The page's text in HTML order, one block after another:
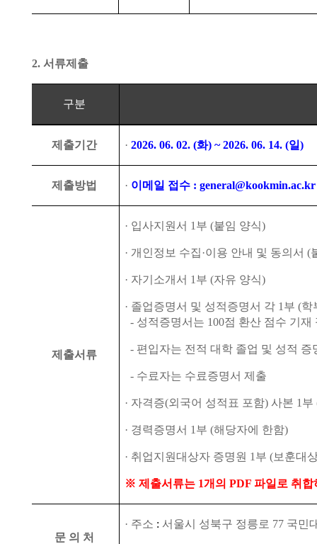
2. 서류제출
구분
제출기간 · 2026. 06. 02. (화) ~ 2026. 06. 14. (일)
제출방법 · 이메일 접수 : general@kookmin.ac.kr
제출서류
· 입사지원서 1 부 (붙임 양식)
· 개인정보 수집 ·이용 안내 및 동의서 (
· 자기소개서 1 부 (자유 양식)
· 졸업증명서 및 성적증명서 각 1 부 (학
- 성적증명서는 100점 환산 점수 기재
- 편입자는 전적 대학 졸업 및 성적 증
- 수료자는 수료증명서 제출
· 자격증(외국어 성적표 포함) 사본 1 부
· 경력증명서 1 부 (해당자에 한함)
· 취업지원대상자 증명원 1 부 (보훈대
※ 제출서류는 1개의 PDF 파일로 취합
문 의 처
· 주소 : 서울시 성북구 정릉로 77 국민